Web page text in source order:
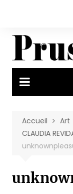
Accueil Art
CLAUDIA